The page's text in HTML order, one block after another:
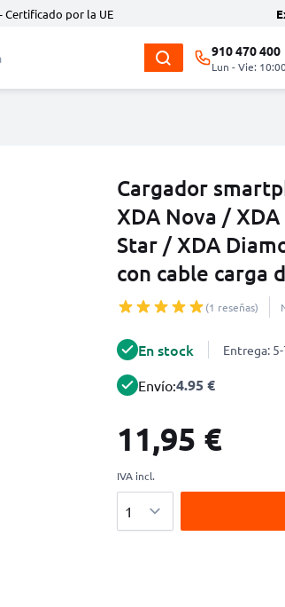
Certificado por la UE
910 470 400
Lun - Vie:
Cargador
XDA Nova /
Star / XDA
con cable carga
(1 reseñas)
En stock Entrega:
Envío:4.95 €
11,95 €
IVA incl.